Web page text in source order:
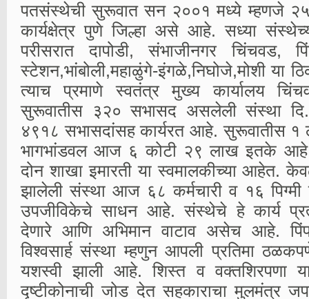
पतसंस्थेची सुरूवात सन २००१ मध्ये म्हणजे २५
कार्यक्षेत्र पुणे जिल्हा असे आहे. सध्या
परीसरात दापोडी, संभाजीनगर चिंचवड,
स्टेशन,भांबोली,महाळुंगे-इंगळे,निघोजे,मोशी या
त्याच प्रमाणे स्वतंत्र मुख्य कार्यालय
सुरूवातीस ३२० सभासद असलेली संस्था
४९१८ सभासदांसह कार्यरत आहे. सुरूवातीस
भागभांडवल आज ६ कोटी २९ लाख इतके आहे.
दोन शाखा इमारती या स्वमालकीच्या आहेत.
झालेली संस्था आज ६८ कर्मचारी व १६
उपजीविकेचे साधन आहे. संस्थेचे हे कार्य
देणारे आणि अभिमान वाटाव असेच आहे.
विश्वसार्ह संस्था म्हणुन आपली प्रतिमा
यशस्वी झाली आहे. शिस्त व वक्तशिरपणा
दृष्टीकोनाची जोड देत सहकाराचा मुलमंत्र